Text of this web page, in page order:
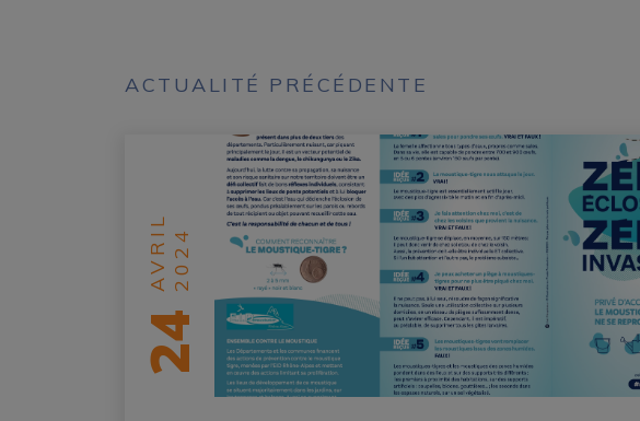
ACTUALITÉ PRÉCÉDENTE
24
AVRIL2024